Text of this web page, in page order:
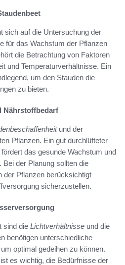
sich auf die Untersuchung der
für das Wachstum der Pflanzen
die Betrachtung von Faktoren
und Temperaturverhältnisse. Ein
um den Stauden die
zu bieten.
Nährstoffbedarf
und der
Pflanzen. Ein gut durchlüfteter
das gesunde Wachstum und
Bei der Planung sollten die
der Pflanzen berücksichtigt
sicherzustellen.
sind die Lichtverhältnisse und die
benötigen unterschiedliche
optimal gedeihen zu können.
ist es wichtig, die Bedürfnisse der